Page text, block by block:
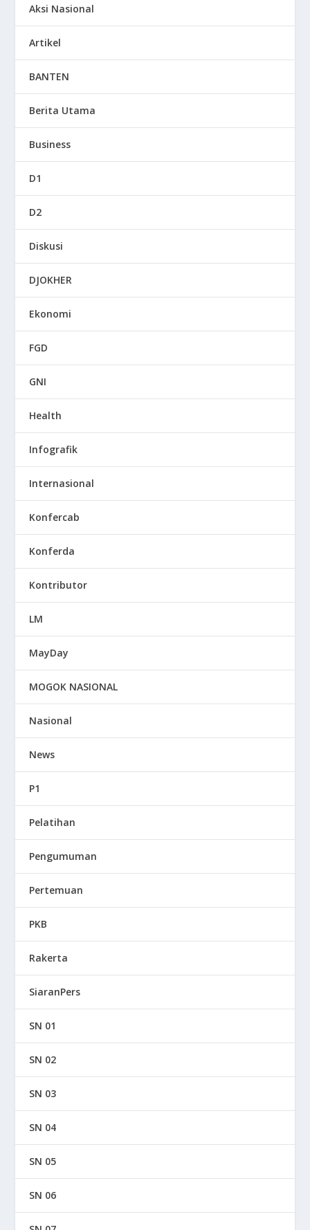
Aksi Nasional
Artikel
BANTEN
Berita Utama
Business
D1
D2
Diskusi
DJOKHER
Ekonomi
FGD
GNI
Health
Infografik
Internasional
Konfercab
Konferda
Kontributor
LM
MayDay
MOGOK NASIONAL
Nasional
News
P1
Pelatihan
Pengumuman
Pertemuan
PKB
Rakerta
SiaranPers
SN 01
SN 02
SN 03
SN 04
SN 05
SN 06